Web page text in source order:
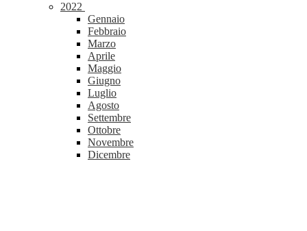
2022
Gennaio
Febbraio
Marzo
Aprile
Maggio
Giugno
Luglio
Agosto
Settembre
Ottobre
Novembre
Dicembre